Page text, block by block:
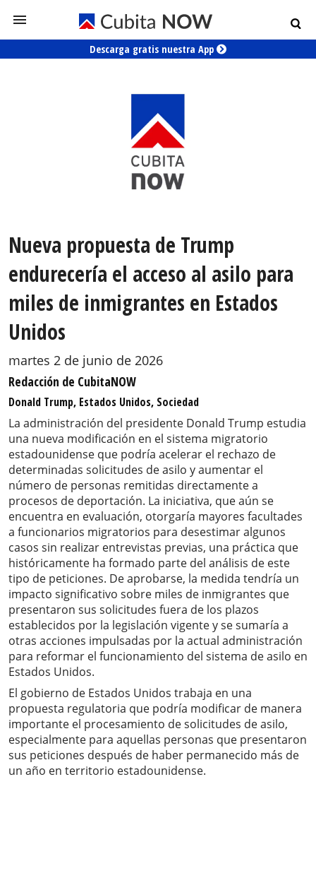
Descarga gratis nuestra App
Nueva propuesta de Trump
endurecería el acceso al asilo para
miles de inmigrantes en Estados
Unidos
martes 2 de junio de 2026
Redacción de CubitaNOW
Donald Trump, Estados Unidos, Sociedad
La administración del presidente Donald Trump estudia
una nueva modificación en el sistema migratorio
estadounidense que podría acelerar el rechazo de
determinadas solicitudes de asilo y aumentar el
número de personas remitidas directamente a
procesos de deportación. La iniciativa, que aún se
encuentra en evaluación, otorgaría mayores facultades
a funcionarios migratorios para desestimar algunos
casos sin realizar entrevistas previas, una práctica que
históricamente ha formado parte del análisis de este
tipo de peticiones. De aprobarse, la medida tendría un
impacto significativo sobre miles de inmigrantes que
presentaron sus solicitudes fuera de los plazos
establecidos por la legislación vigente y se sumaría a
otras acciones impulsadas por la actual administración
para reformar el funcionamiento del sistema de asilo en
Estados Unidos.
El gobierno de Estados Unidos trabaja en una
propuesta regulatoria que podría modificar de manera
importante el procesamiento de solicitudes de asilo,
especialmente para aquellas personas que presentaron
sus peticiones después de haber permanecido más de
un año en territorio estadounidense.